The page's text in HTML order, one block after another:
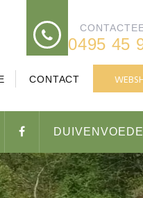
0495 45
CONTACT